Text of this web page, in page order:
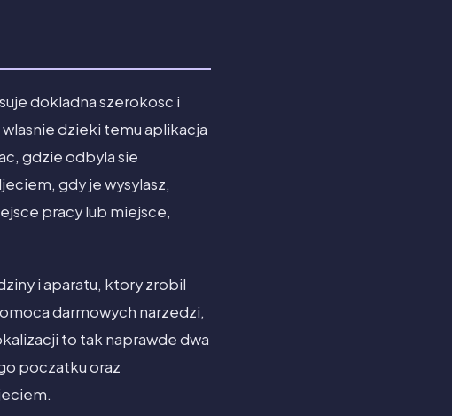
dokladna szerokosc i
dzieki temu aplikacja
gdzie odbyla sie
gdy je wysylasz,
pracy lub miejsce,
i aparatu, ktory zrobil
darmowych narzedzi,
to tak naprawde dwa
poczatku oraz